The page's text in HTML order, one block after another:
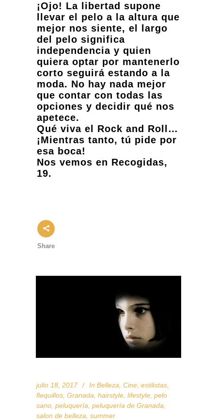
¡Ojo! La libertad supone
llevar el pelo a la altura que
mejor nos siente, el largo
del pelo significa
independencia y quien
quiera optar por mantenerlo
corto seguirá estando a la
moda. No hay nada mejor
que contar con todas las
opciones y decidir qué nos
apetece.
Qué viva el Rock and Roll…
¡Mientras tanto, tú pide por
esa boca!
Nos vemos en Recogidas,
19.
Share
julio 18, 2017 In Belleza Cine estilistas
flequillos Granada hairstyle lifestyle pelo
sano peluquería peluquería de Granada
salon de belleza summer